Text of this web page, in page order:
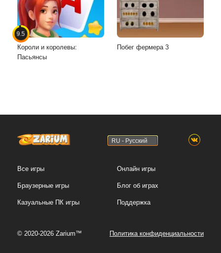
9.5
Короли и королевы:
Пасьянсы
Побег фермера 3
RU - Русский
Все игры
Браузерные игры
Казуальные ПК игры
Онлайн игры
Блог об играх
Поддержка
© 2020-2026 Zarium™ Политика конфиденциальности